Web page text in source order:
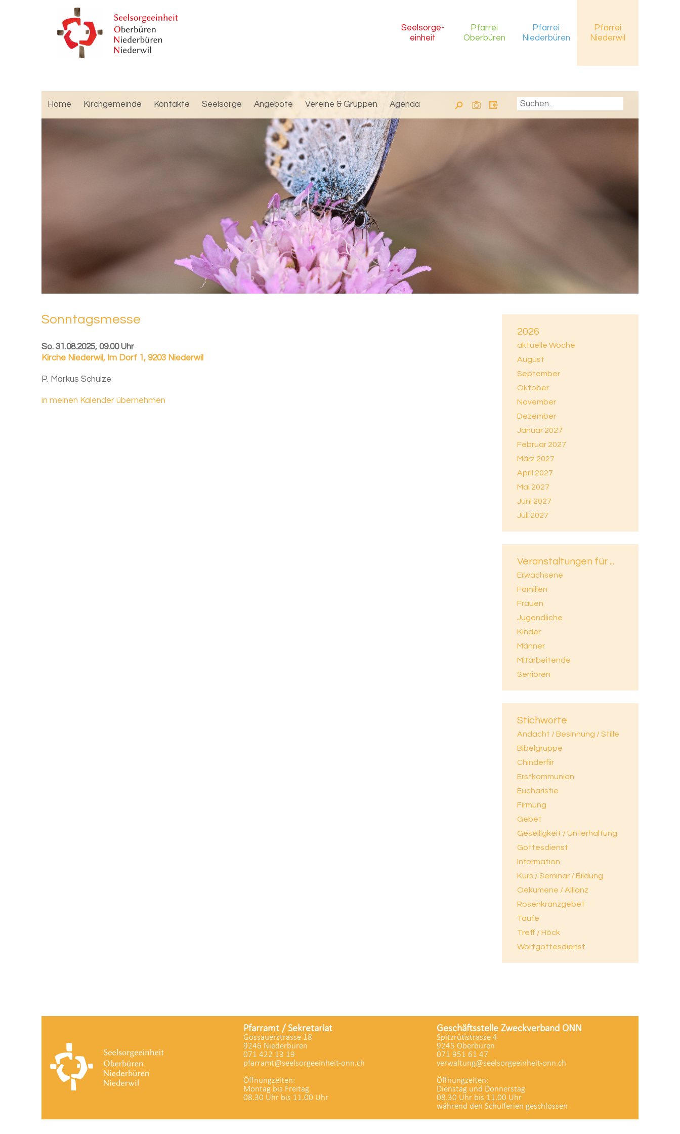
Seelsorge-
einheit
Pfarrei
Oberbüren
Pfarrei
Niederbüren
Pfarrei
Niederwil
Home Kirchgemeinde Kontakte Seelsorge Angebote Vereine & Gruppen Agenda
2026
aktuelle Woche
August
September
Oktober
November
Dezember
Januar 2027
Februar 2027
März 2027
April 2027
Mai 2027
Juni 2027
Juli 2027
Veranstaltungen für ...
Erwachsene
Familien
Frauen
Jugendliche
Kinder
Männer
Mitarbeitende
Senioren
Stichworte
Andacht / Besinnung / Stille
Bibelgruppe
Chinderfiir
Erstkommunion
Eucharistie
Firmung
Gebet
Geselligkeit / Unterhaltung
Gottesdienst
Information
Kurs / Seminar / Bildung
Oekumene / Allianz
Rosenkranzgebet
Taufe
Treff / Höck
Wortgottesdienst
Sonn­tags­mes­se
So. 31.08.2025, 09.00 Uhr
Kirche Niederwil, Im Dorf 1, 9203 Niederwil
P. Markus Schulze
in meinen Kalender übernehmen
Pfarramt / Sekretariat
Gossauerstrasse 18
9246 Niederbüren
071 422 13 19
pfarramt@seelsorgeeinheit-onn.ch
Öffnungzeiten:
Montag bis Freitag
08.30 Uhr bis 11.00 Uhr
Geschäftsstelle Zweckverband ONN
Spitzrütistrasse 4
9245 Oberbüren
071 951 61 47
verwaltung@seelsorgeeinheit-onn.ch
Öffnungzeiten:
Dienstag und Donnerstag
08.30 Uhr bis 11.00 Uhr
während den Schulferien geschlossen